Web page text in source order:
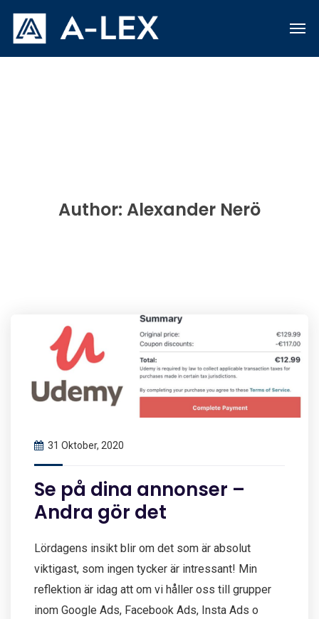
Author: Alexander Nerö
31 Oktober, 2020
Se på dina annonser –
Andra gör det
Lördagens insikt blir om det som är absolut
viktigast, som ingen tycker är intressant! Min
reflektion är idag att om vi håller oss till grupper
inom Google Ads, Facebook Ads, Insta Ads o